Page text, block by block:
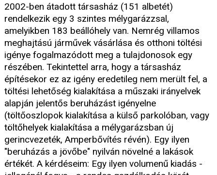
2002-ben átadott társasház (151 albetét)
rendelkezik egy 3 szintes mélygarázzsal,
amelyikben 183 beállóhely van. Nemrég villamos
meghajtású járművek vásárlása és otthoni töltési
igénye fogalmazódott meg a tulajdonosok egy
részében. Tekintettel arra, hogy a társasház
építésekor ez az igény eredetileg nem merült fel, a
töltési lehetőség kialakítása a műszaki irányelvek
alapján jelentős beruházást igényelne
(töltőoszlopok kialakítása a külső parkolóban, vagy
töltőhelyek kialakítása a mélygarázsban új
gerincvezeték, Amperbővítés révén). Egy ilyen
"beruházás a jövőbe" nyilván növelné a lakások
értékét. A kérdéseim: Egy ilyen volumenű kiadás -